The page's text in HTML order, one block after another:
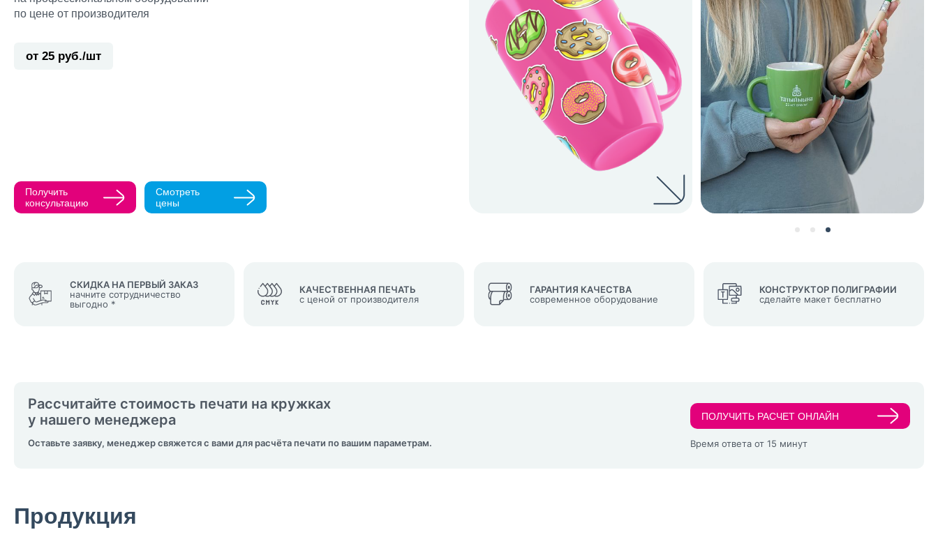
по цене от производителя
от 25 руб./шт
Получить
консультацию
Смотреть
цены
СКИДКА НА ПЕРВЫЙ ЗАКАЗ
начните сотрудничество
выгодно *
КАЧЕСТВЕННАЯ ПЕЧАТЬ
с ценой от производителя
ГАРАНТИЯ КАЧЕСТВА
современное оборудование
КОНСТРУКТОР ПОЛИГРАФИИ
сделайте макет бесплатно
Рассчитайте стоимость печати на кружках
у нашего менеджера
Оставьте заявку, менеджер свяжется с вами для расчёта печати по вашим параметрам.
ПОЛУЧИТЬ РАСЧЕТ ОНЛАЙН
Время ответа от 15 минут
Продукция
Нажимая кнопку "Оставить заявку", я даю согласие на
обработку персональных данных и согласие с
политикой конфиденциальности